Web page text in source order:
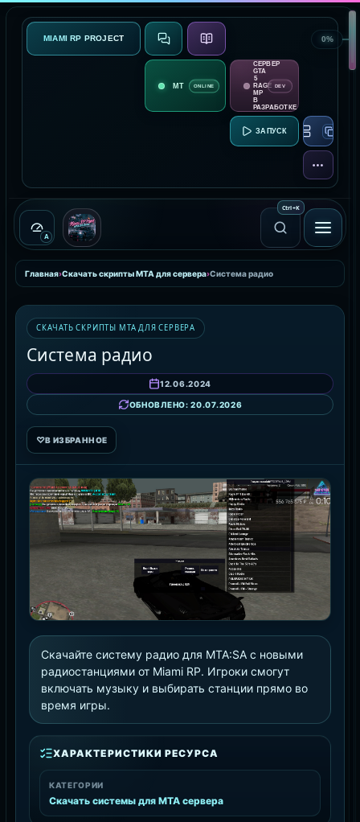
MIAMI RP PROJECT О ПРОЕКТЕ
ONLINE
СЕРВЕР
GTA
5
RAGE
MP
В
РАЗРАБОТКЕ
DEV
RAGE
ЕЩЁ
Ctrl+K
A
Главная›Скачать скрипты MTA для сервера›Система радио
СКАЧАТЬ СКРИПТЫ MTA ДЛЯ СЕРВЕРА
Система радио
12.06.2024
ОБНОВЛЕНО: 20.07.2026
♡В ИЗБРАННОЕ
Скачайте систему радио для MTA:SA с новыми
радиостанциями от Miami RP. Игроки смогут
включать музыку и выбирать станции прямо во
время игры.
ХАРАКТЕРИСТИКИ РЕСУРСА
КАТЕГОРИИ
Скачать системы для MTA сервера
0%